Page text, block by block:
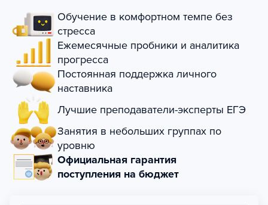
Обучение в комфортном темпе без
стресса
Ежемесячные пробники и аналитика
прогресса
Постоянная поддержка личного
наставника
Лучшие преподаватели-эксперты ЕГЭ
Занятия в небольших группах по
уровню
Официальная гарантия
поступления на бюджет